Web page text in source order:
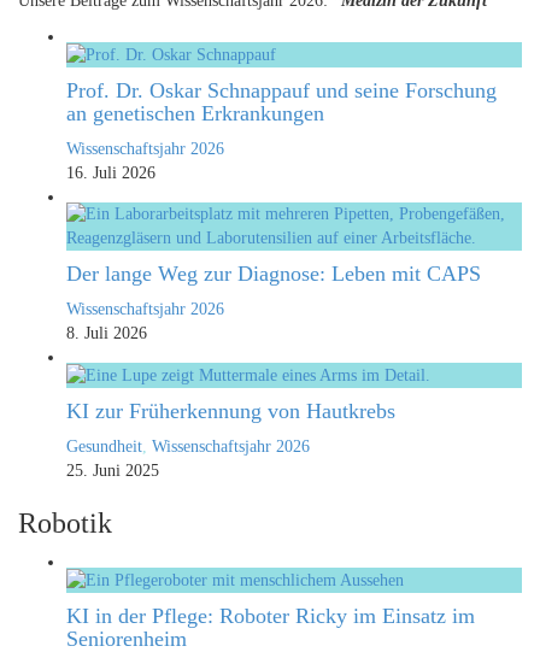
Prof. Dr. Oskar Schnappauf und seine Forschung
an genetischen Erkrankungen
Wissenschaftsjahr 2026
16. Juli 2026
Der lange Weg zur Diagnose: Leben mit CAPS
Wissenschaftsjahr 2026
8. Juli 2026
KI zur Früherkennung von Hautkrebs
Gesundheit Wissenschaftsjahr 2026
25. Juni 2025
Robotik
KI in der Pflege: Roboter Ricky im Einsatz im
Seniorenheim